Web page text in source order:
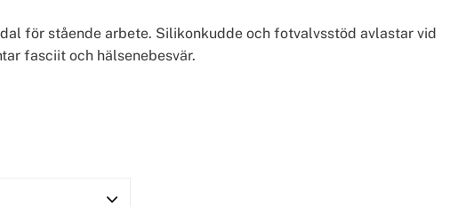
för stående arbete. Silikonkudde och fotvalvsstöd avlastar vid
fasciit och hälsenebesvär.